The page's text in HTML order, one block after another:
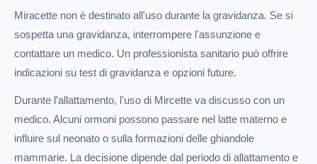
Miracette non è destinato all'uso durante la gravidanza. Se si
sospetta una gravidanza, interrompere l'assunzione e
contattare un medico. Un professionista sanitario può offrire
indicazioni su test di gravidanza e opzioni future.
Durante l'allattamento, l'uso di Mircette va discusso con un
medico. Alcuni ormoni possono passare nel latte materno e
influire sul neonato o sulla formazioni delle ghiandole
mammarie. La decisione dipende dal periodo di allattamento e